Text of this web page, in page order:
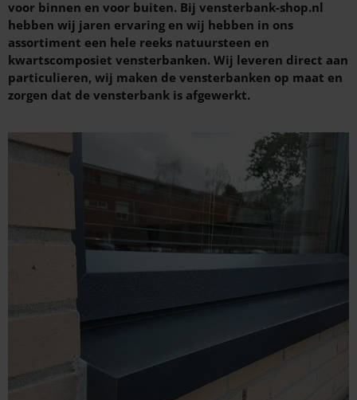
voor binnen en voor buiten. Bij vensterbank-shop.nl
hebben wij jaren ervaring en wij hebben in ons
assortiment een hele reeks natuursteen en
kwartscomposiet vensterbanken. Wij leveren direct aan
particulieren, wij maken de vensterbanken op maat en
zorgen dat de vensterbank is afgewerkt.